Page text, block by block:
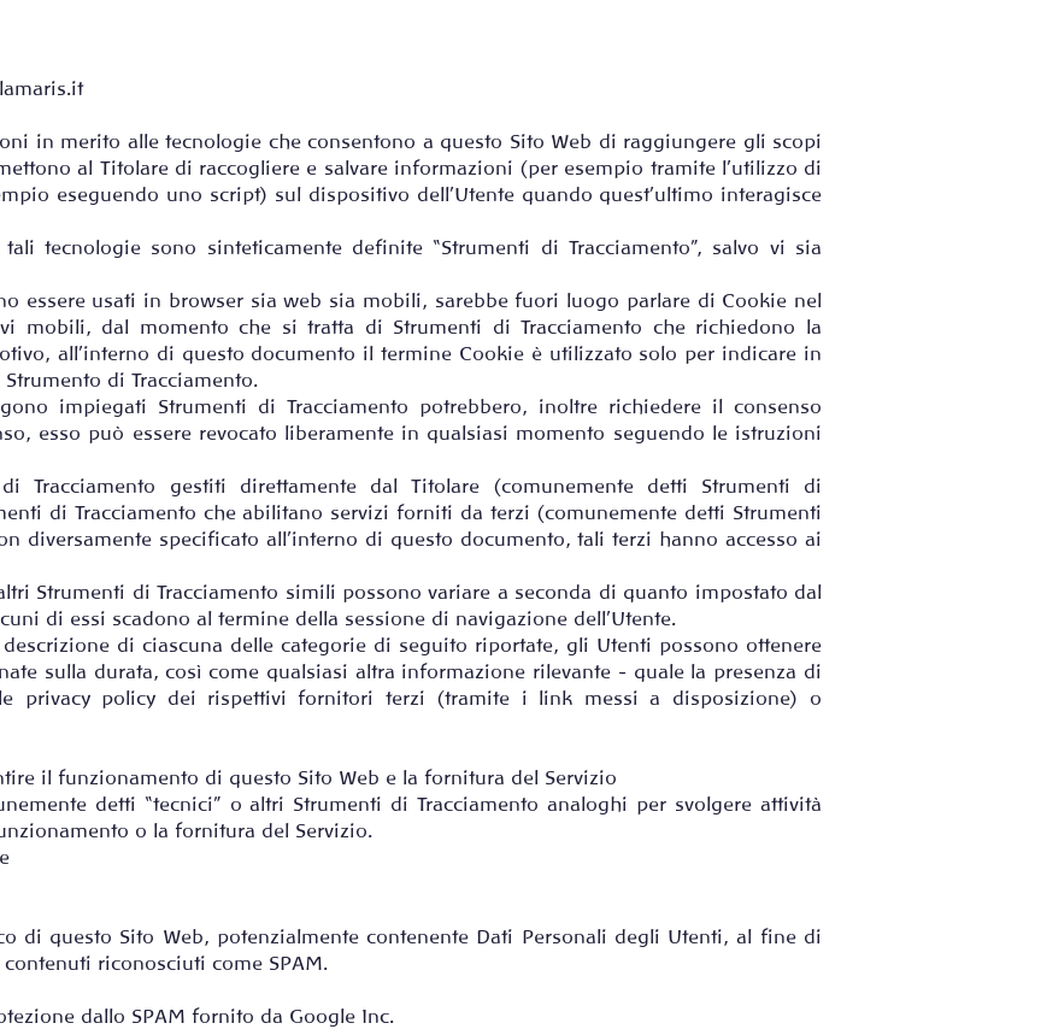
in merito alle tecnologie che consentono a questo Sito Web di raggiungere gli scopi
al Titolare di raccogliere e salvare informazioni (per esempio tramite l’utilizzo di
eseguendo uno script) sul dispositivo dell’Utente quando quest’ultimo interagisce
tecnologie sono sinteticamente definite “Strumenti di Tracciamento”, salvo vi sia
essere usati in browser sia web sia mobili, sarebbe fuori luogo parlare di Cookie nel
mobili, dal momento che si tratta di Strumenti di Tracciamento che richiedono la
all’interno di questo documento il termine Cookie è utilizzato solo per indicare in
di Tracciamento.
impiegati Strumenti di Tracciamento potrebbero, inoltre richiedere il consenso
esso può essere revocato liberamente in qualsiasi momento seguendo le istruzioni
Tracciamento gestiti direttamente dal Titolare (comunemente detti Strumenti di
di Tracciamento che abilitano servizi forniti da terzi (comunemente detti Strumenti
diversamente specificato all’interno di questo documento, tali terzi hanno accesso ai
Strumenti di Tracciamento simili possono variare a seconda di quanto impostato dal
di essi scadono al termine della sessione di navigazione dell’Utente.
di ciascuna delle categorie di seguito riportate, gli Utenti possono ottenere
sulla durata, così come qualsiasi altra informazione rilevante - quale la presenza di
privacy policy dei rispettivi fornitori terzi (tramite i link messi a disposizione) o
il funzionamento di questo Sito Web e la fornitura del Servizio
detti “tecnici” o altri Strumenti di Tracciamento analoghi per svolgere attività
o la fornitura del Servizio.
di questo Sito Web, potenzialmente contenente Dati Personali degli Utenti, al fine di
riconosciuti come SPAM.
dallo SPAM fornito da Google Inc.